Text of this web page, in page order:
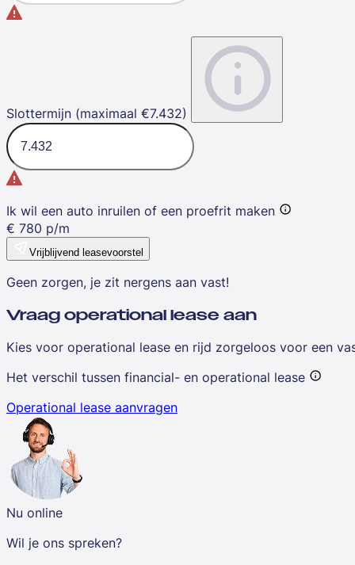
Slottermijn (maximaal €7.432)
Ik wil een auto inruilen of een proefrit maken
€ 780 p/m
Vrijblijvend leasevoorstel
Geen zorgen, je zit nergens aan vast!
Vraag operational lease aan
Kies voor operational lease en rijd zorgeloos voor een
Het verschil tussen financial- en operational lease
Operational lease aanvragen
Nu online
Wil je ons spreken?